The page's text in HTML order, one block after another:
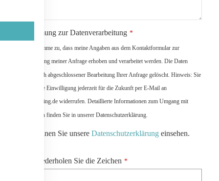
Zustimmung zur Datenverarbeitung *
Ich stimme zu, dass meine Angaben aus dem Kontaktformular zur
Beantwortung meiner Anfrage erhoben und verarbeitet werden. Die Daten
werden nach abgeschlossener Bearbeitung Ihrer Anfrage gelöscht. Hinweis: Sie
können Ihre Einwilligung jederzeit für die Zukunft per E-Mail an
info@werding.de widerrufen. Detaillierte Informationen zum Umgang mit
Nutzerdaten finden Sie in unserer Datenschutzerklärung.
Hier können Sie unsere Datenschutzerklärung einsehen.
Company
Bitte wiederholen Sie die Zeichen *